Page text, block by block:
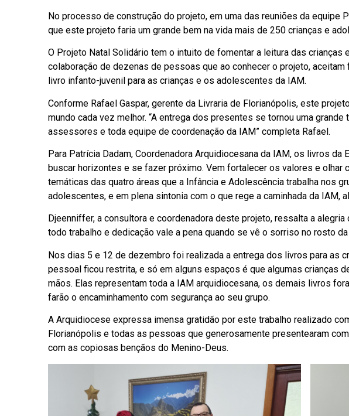
No processo de construção do projeto, em uma das reuniões da equipe
que este projeto faria um grande bem na vida mais de 250 crianças e
O Projeto Natal Solidário tem o intuito de fomentar a leitura das
colaboração de dezenas de pessoas que ao conhecer o projeto,
livro infanto-juvenil para as crianças e os adolescentes da IAM.
Conforme Rafael Gaspar, gerente da Livraria de Florianópolis, este
mundo cada vez melhor. “A entrega dos presentes se tornou uma
assessores e toda equipe de coordenação da IAM” completa Rafael.
Para Patrícia Dadam, Coordenadora Arquidiocesana da IAM, os livros
buscar horizontes e se fazer próximo. Vem fortalecer os valores e olhar
temáticas das quatro áreas que a Infância e Adolescência trabalha nos
adolescentes, e em plena sintonia com o que rege a caminhada da IAM,
Djeenniffer, a consultora e coordenadora deste projeto, ressalta a
todo trabalho e dedicação vale a pena quando se vê o sorriso no rosto
Nos dias 5 e 12 de dezembro foi realizada a entrega dos livros para as
pessoal ficou restrita, e só em alguns espaços é que algumas crianças
mãos. Elas representam toda a IAM arquidiocesana, os demais livros
farão o encaminhamento com segurança ao seu grupo.
A Arquidiocese expressa imensa gratidão por este trabalho realizado
Florianópolis e todas as pessoas que generosamente presentearam
com as copiosas bençãos do Menino-Deus.